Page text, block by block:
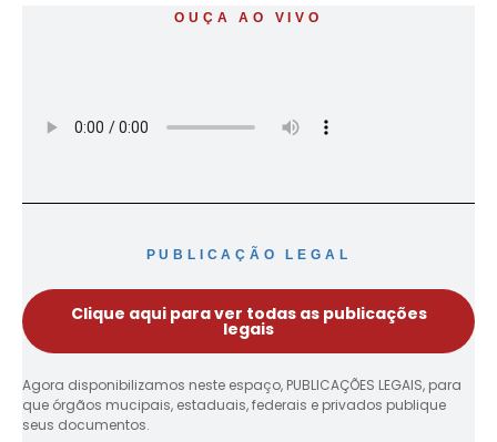
OUÇA AO VIVO
PUBLICAÇÃO LEGAL
Clique aqui para ver todas as publicações
legais
Agora disponibilizamos neste espaço, PUBLICAÇÕES LEGAIS, para
que órgãos mucipais, estaduais, federais e privados publique
seus documentos.